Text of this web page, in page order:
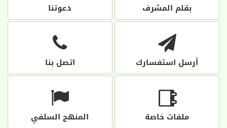
بقلم المشرف دعوتنا
أرسل استفسارك اتصل بنا
ملفات خاصة المنهج السلفي